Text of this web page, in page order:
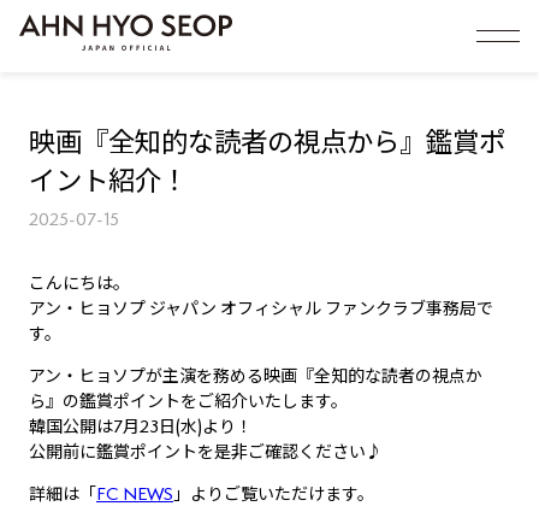
映画『全知的な読者の視点から』鑑賞ポ
イント紹介！
2025-07-15
こんにちは。
アン・ヒョソプ ジャパン オフィシャル ファンクラブ事務局で
す。
アン・ヒョソプが主演を務める映画『全知的な読者の視点か
ら』の鑑賞ポイントをご紹介いたします。
韓国公開は7月23日(水)より！
公開前に鑑賞ポイントを是非ご確認ください♪
詳細は「 FC NEWS 」よりご覧いただけます。